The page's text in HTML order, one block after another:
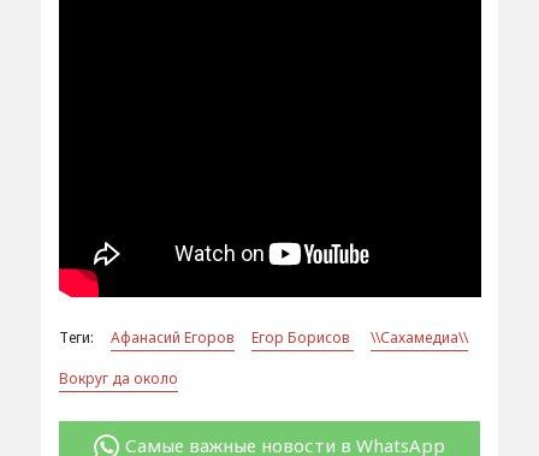
Теги: Афанасий Егоров Егор Борисов
\\Сахамедиа\\
Вокруг да около
Самые важные новости в WhatsApp